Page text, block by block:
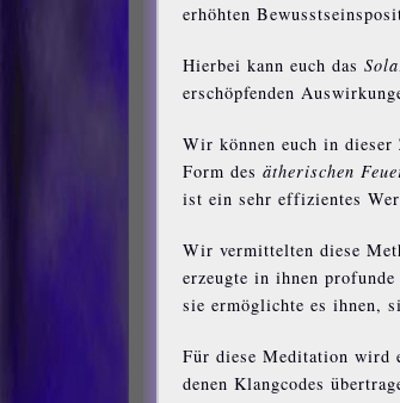
erhöhten
Hierbei kann euch das
erschöpfenden
Wir können euch in
Form des ätherischen
ist ein sehr effizientes
Wir vermittelten diese
erzeugte in ihnen
sie ermöglichte es ihnen,
Für diese Meditation wird
denen Klangcodes